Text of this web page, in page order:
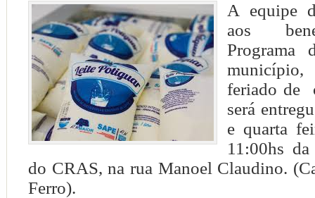
A equipe
aos
Programa
município,
feriado de
será
e quarta
11:00hs
do CRAS, na rua Manoel Claudino.
Ferro).